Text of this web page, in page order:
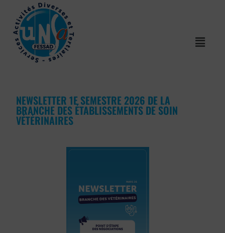
NEWSLETTER 1E SEMESTRE 2026 DE LA
BRANCHE DES ÉTABLISSEMENTS DE SOIN
VÉTÉRINAIRES